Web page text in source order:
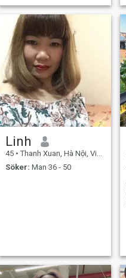
having someone with me to
enjoy great food and
Linh
45 • Thanh Xuan, Hà Nội, Vietnam
Söker: Man 36 - 50